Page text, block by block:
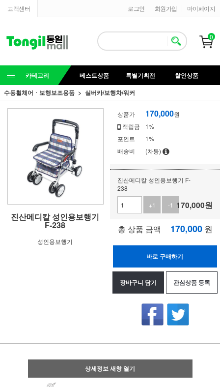
고객센터 마이페이지
회원가입
로그인
0
카테고리 베스트상품 특별기획전
할인상품
수동휠체어ㆍ보행보조용품
실버카/보행차/워커
진산메디칼 성인용보행기
F-238
성인용보행기
상품가 170,000원
적립금
1%
포인트
1%
배송비
(차등)
진산메디칼 성인용보행기 F-
238
+1
-1 170,000원
총 상품 금액 170,000 원
바로 구매하기
장바구니 담기 관심상품 등록
상세정보 새창 열기